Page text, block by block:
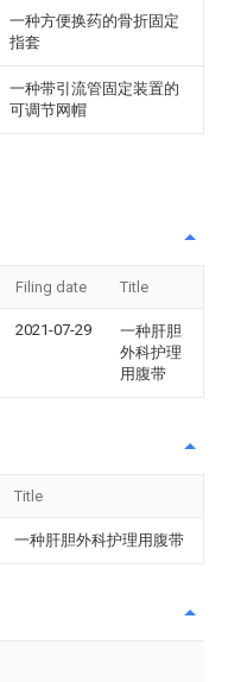
一种方便换药的骨折固定
指套
一种带引流管固定装置的
可调节网帽
Filing date Title
2021-07-29
一种肝胆
外科护理
用腹带
Title
一种肝胆外科护理用腹带